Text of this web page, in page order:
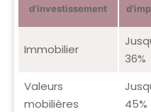
d’investissement
Immobilier
36%
Valeurs
mobilières
45%